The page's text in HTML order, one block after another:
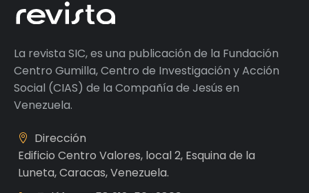
La revista SIC, es una publicación de la Fundación
Centro Gumilla, Centro de Investigación y Acción
Social (CIAS) de la Compañía de Jesús en
Venezuela.
Dirección
Edificio Centro Valores, local 2, Esquina de la
Luneta, Caracas, Venezuela.